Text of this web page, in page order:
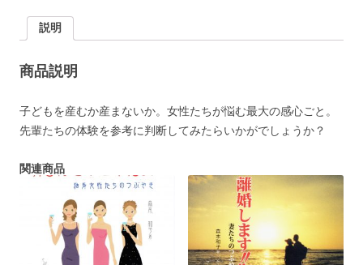
説明
商品説明
子どもを産むか産まないか。女性たちが悩む最大の感心ごと。
先輩たちの体験を参考に判断してみたらいかがでしょうか？
関連商品